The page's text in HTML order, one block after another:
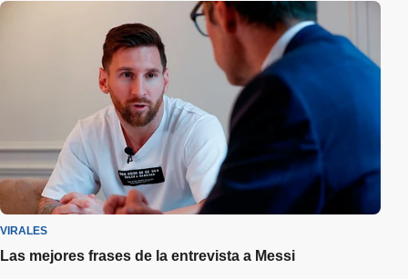
VIRALES
Las mejores frases de la entrevista a Messi